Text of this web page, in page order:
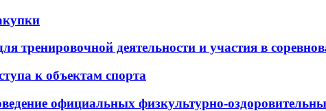
тренировочной деятельности и участия в
к объектам спорта
официальных физкультурно-